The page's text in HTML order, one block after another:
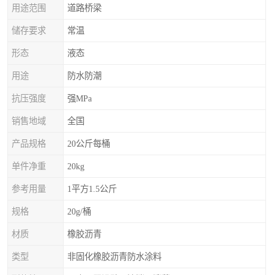
用途范围 道路桥梁
储存要求 常温
形态 液态
用途 防水防潮
抗压强度 强MPa
销售地域 全国
产品规格 20公斤每桶
单件净重 20kg
参考用量 1平方1.5公斤
规格 20g/桶
材质 橡胶沥青
类型 非固化橡胶沥青防水涂料